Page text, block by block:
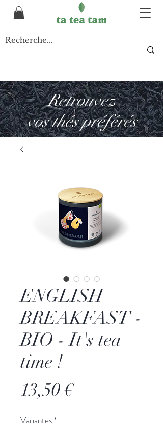
Retrouvez
vos thés préférés
ENGLISH
BREAKFAST -
BIO - It's tea
time !
13,50 €Prix
Variantes*